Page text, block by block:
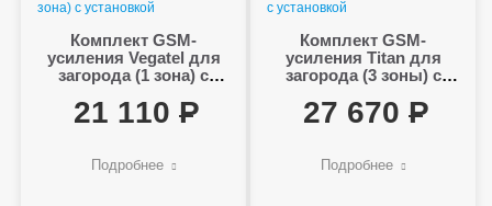
Комплект GSM-
усиления Vegatel для
загорода (1 зона) с
21 110
Подробнее
Комплект GSM-
усиления Titan для
загорода (3 зоны) с
27 670
Подробнее